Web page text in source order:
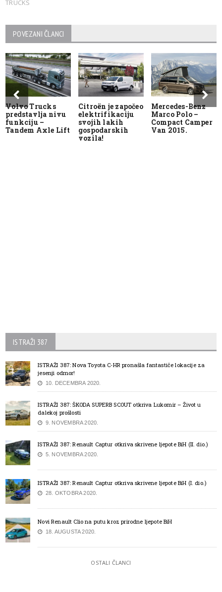
TRUCKS
POVEZANI ČLANCI
Volvo Trucks
predstavlja nivu
funkciju –
Tandem Axle Lift
Citroën je započeo
elektrifikaciju
svojih lakih
gospodarskih
vozila!
Mercedes-Benz
Marco Polo –
Compact Camper
Van 2015.
ISTRAŽI 387
ISTRAŽI 387: Nova Toyota C-HR pronašla fantastiče lokacije za
jesenji odmor!
10. DECEMBRA 2020.
ISTRAŽI 387: ŠKODA SUPERB SCOUT otkriva Lukomir – Život u
dalekoj prošlosti
9. NOVEMBRA 2020.
ISTRAŽI 387: Renault Captur otkriva skrivene ljepote BiH (II. dio.)
5. NOVEMBRA 2020.
ISTRAŽI 387: Renault Captur otkriva skrivene ljepote BiH (I. dio.)
28. OKTOBRA 2020.
Novi Renault Clio na putu kroz prirodne ljepote BiH
18. AUGUSTA 2020.
OSTALI ČLANCI